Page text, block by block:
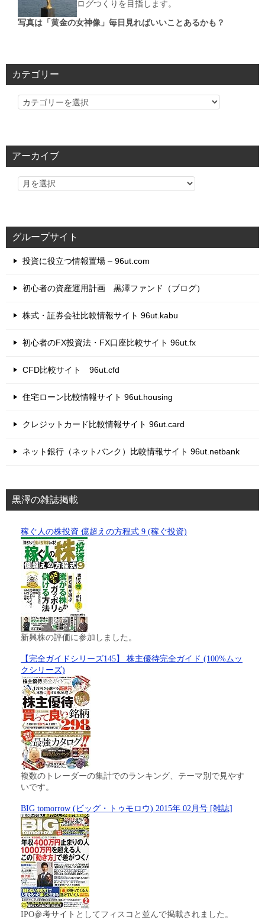
ログつくりを目指します。
写真は「黄金の女神像」毎日見ればいいことあるかも？
カテゴリー
カ
リ
アーカイブ
グループサイト
投資に役立つ情報置場 – 96ut.com
初心者の資産運用計画 黒澤ファンド（ブログ）
株式・証券会社比較情報サイト 96ut.kabu
初心者のFX投資法・FX口座比較サイト 96ut.fx
CFD比較サイト 96ut.cfd
住宅ローン比較情報サイト 96ut.housing
クレジットカード比較情報サイト 96ut.card
ネット銀行（ネットバンク）比較情報サイト 96ut.netbank
黒澤の雑誌掲載
稼ぐ人の株投資 億超えの方程式 9 (稼ぐ投資)
新興株の評価に参加しました。
【完全ガイドシリーズ145】 株主優待完全ガイド (100%ムッ
クシリーズ)
複数のトレーダーの集計でのランキング、テーマ別で見やす
いです。
BIG tomorrow (ビッグ・トゥモロウ) 2015年 02月号 [雑誌]
IPO参考サイトとしてフィスコと並んで掲載されました。